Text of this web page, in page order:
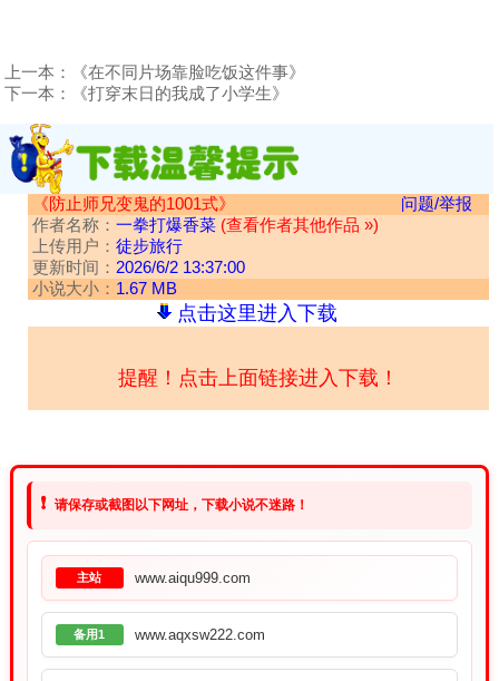
上一本：
《在不同片场靠脸吃饭这件事》
下一本：
《打穿末日的我成了小学生》
《防止师兄变鬼的1001式》
问题/举报
作者名称： 一拳打爆香菜 (查看作者其他作品 »)
上传用户： 徒步旅行
更新时间： 2026/6/2 13:37:00
小说大小： 1.67 MB
点击这里进入下载
提醒！点击上面链接进入下载！
❗ 请保存或截图以下网址，下载小说不迷路！
主站 www.aiqu999.com
备用1 www.aqxsw222.com